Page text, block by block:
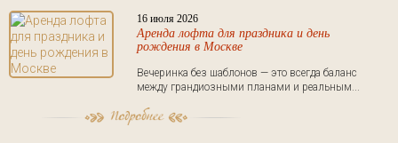
16 июля 2026
Аренда лофта для праздника и день
рождения в Москве
Вечеринка без шаблонов — это всегда баланс
между грандиозными планами и реальным...